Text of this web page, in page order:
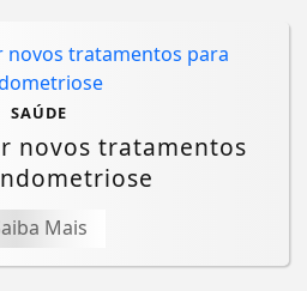
SAÚDE
novos tratamentos
Mais